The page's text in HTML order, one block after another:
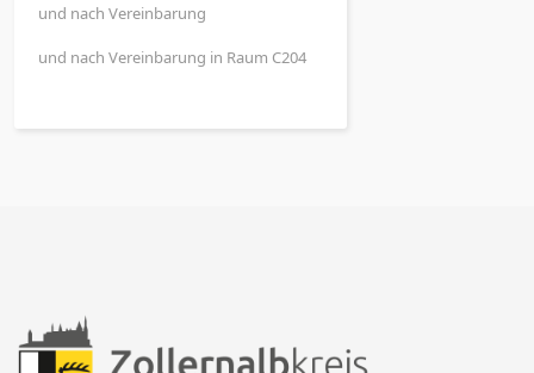
und nach Vereinbarung
und nach Vereinbarung in Raum C204